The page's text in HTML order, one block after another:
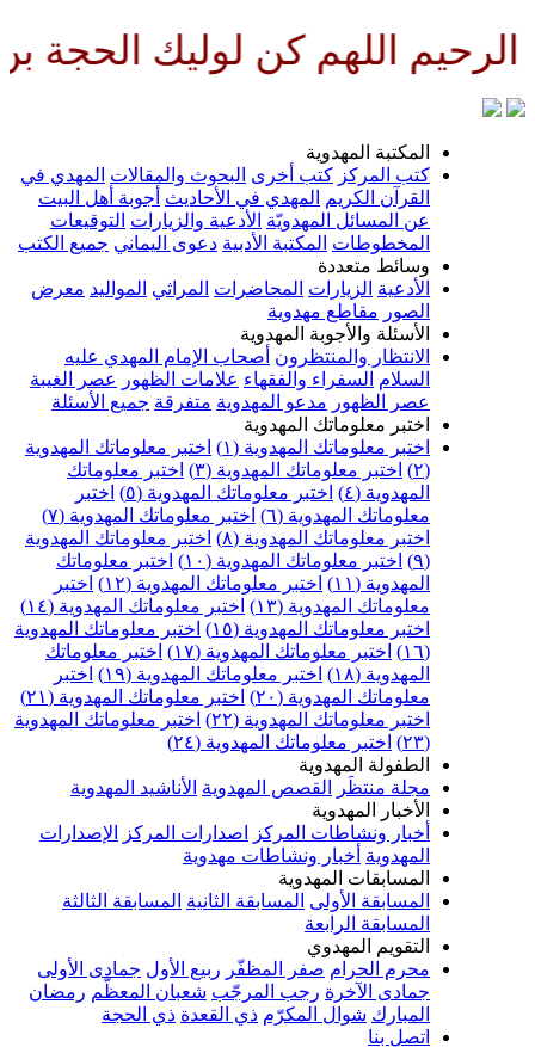
كن لوليك الحجة بن الحسن
المهدوية
كتب أخرى البحوث والمقالات المهدي في
المهدي في الأحاديث أجوبة أهل البيت
المسائل المهدويّة الأدعية والزيارات التوقيعات
المكتبة الأدبية دعوى اليماني جميع الكتب
متعددة
الزيارات المحاضرات المراثي المواليد معرض
مقاطع مهدوية
والأجوبة المهدوية
والمنتظرون أصحاب الإمام المهدي عليه
السفراء والفقهاء علامات الظهور عصر الغيبة
مدعو المهدوية متفرقة جميع الأسئلة
معلوماتك المهدوية
معلوماتك المهدوية (١)
اختبر معلوماتك المهدوية
اختبر معلوماتك المهدوية (٣)
اختبر معلوماتك
اختبر معلوماتك المهدوية (٥)
اختبر
المهدوية (٦)
اختبر معلوماتك المهدوية (٧)
معلوماتك المهدوية (٨)
اختبر معلوماتك المهدوية
اختبر معلوماتك المهدوية (١٠)
اختبر معلوماتك
اختبر معلوماتك المهدوية (١٢)
اختبر
المهدوية (١٣)
اختبر معلوماتك المهدوية (١٤)
معلوماتك المهدوية (١٥)
اختبر معلوماتك المهدوية
اختبر معلوماتك المهدوية (١٧)
اختبر معلوماتك
اختبر معلوماتك المهدوية (١٩)
اختبر
المهدوية (٢٠)
اختبر معلوماتك المهدوية (٢١)
معلوماتك المهدوية (٢٢)
اختبر معلوماتك المهدوية
اختبر معلوماتك المهدوية (٢٤)
المهدوية
منتظَر
القصص المهدوية الأناشيد المهدوية
المهدوية
ونشاطات المركز اصدارات المركز الإصدارات
أخبار ونشاطات مهدوية
المهدوية
الأولى المسابقة الثانية المسابقة الثالثة
الرابعة
المهدوي
الحرام
صفر المظفّر ربيع الأول جمادى الأولى
رجب المرجّب شعبان المعظّم رمضان
شوال المكرّم ذي القعدة ذي الحجة